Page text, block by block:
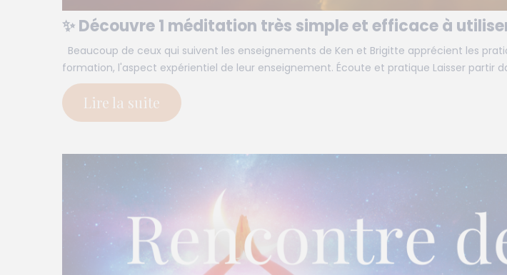
✨ Découvre 1 méditation très simple et efficace à
Beaucoup de ceux qui suivent les enseignements de Ken et Brigitte apprécient les
formation, l'aspect expérientiel de leur enseignement. Écoute et pratique Laisser partir
Lire la suite